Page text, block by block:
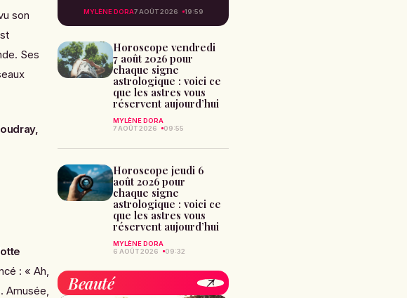
son
Ses
: « Ah,
. Amusée,
MYLÈNE DORA7 AOÛT 2026 19:59
Horoscope vendredi
7 août 2026 pour
chaque signe
astrologique : voici ce
que les astres vous
réservent aujourd’hui
MYLÈNE DORA
7 AOÛT 2026
09:55
Horoscope jeudi 6
août 2026 pour
chaque signe
astrologique : voici ce
que les astres vous
réservent aujourd’hui
MYLÈNE DORA
6 AOÛT 2026
09:32
Beauté